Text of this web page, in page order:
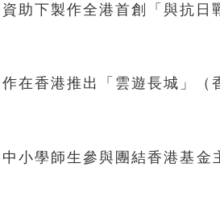
助下製作全港首創「與抗日
在香港推出「雲遊長城」（
小學師生參與團結香港基